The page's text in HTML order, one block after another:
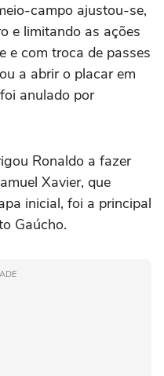
campo ajustou-se,
e limitando as ações
e com troca de passes
a abrir o placar em
anulado por
Ronaldo a fazer
Xavier, que
inicial, foi a principal
Gaúcho.